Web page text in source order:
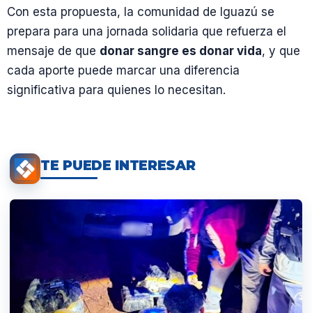
Con esta propuesta, la comunidad de Iguazú se
prepara para una jornada solidaria que refuerza el
mensaje de que donar sangre es donar vida, y que
cada aporte puede marcar una diferencia
significativa para quienes lo necesitan.
TE PUEDE INTERESAR